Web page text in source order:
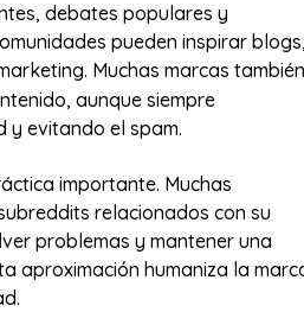
debates populares y
pueden inspirar blogs,
Muchas marcas también
aunque siempre
y evitando el spam.
importante. Muchas
relacionados con su
problemas y mantener una
aproximación humaniza la